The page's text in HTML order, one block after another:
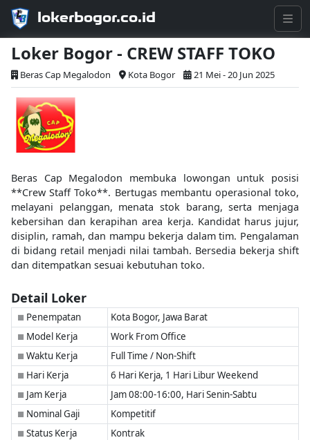
lokerbogor.co.id
Loker Bogor - CREW STAFF TOKO
Beras Cap Megalodon Kota Bogor 21 Mei - 20 Jun 2025
Beras Cap Megalodon membuka lowongan untuk posisi
**Crew Staff Toko**. Bertugas membantu operasional toko,
melayani pelanggan, menata stok barang, serta menjaga
kebersihan dan kerapihan area kerja. Kandidat harus jujur,
disiplin, ramah, dan mampu bekerja dalam tim. Pengalaman
di bidang retail menjadi nilai tambah. Bersedia bekerja shift
dan ditempatkan sesuai kebutuhan toko.
Detail Loker
■ Penempatan Kota Bogor, Jawa Barat
■ Model Kerja Work From Office
■ Waktu Kerja Full Time / Non-Shift
■ Hari Kerja 6 Hari Kerja, 1 Hari Libur Weekend
■ Jam Kerja Jam 08:00-16:00, Hari Senin-Sabtu
■ Nominal Gaji Kompetitif
■ Status Kerja Kontrak